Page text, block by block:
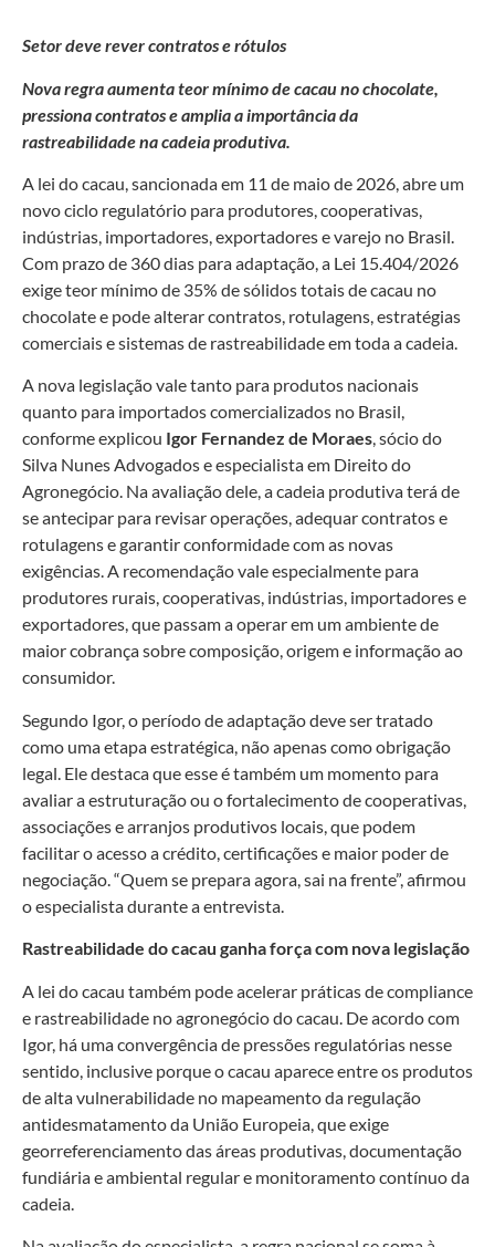
Setor deve rever contratos e rótulos
Nova regra aumenta teor mínimo de cacau no chocolate,
pressiona contratos e amplia a importância da
rastreabilidade na cadeia produtiva.
A lei do cacau, sancionada em 11 de maio de 2026, abre um
novo ciclo regulatório para produtores, cooperativas,
indústrias, importadores, exportadores e varejo no Brasil.
Com prazo de 360 dias para adaptação, a Lei 15.404/2026
exige teor mínimo de 35% de sólidos totais de cacau no
chocolate e pode alterar contratos, rotulagens, estratégias
comerciais e sistemas de rastreabilidade em toda a cadeia.
A nova legislação vale tanto para produtos nacionais
quanto para importados comercializados no Brasil,
conforme explicou Igor Fernandez de Moraes, sócio do
Silva Nunes Advogados e especialista em Direito do
Agronegócio. Na avaliação dele, a cadeia produtiva terá de
se antecipar para revisar operações, adequar contratos e
rotulagens e garantir conformidade com as novas
exigências. A recomendação vale especialmente para
produtores rurais, cooperativas, indústrias, importadores e
exportadores, que passam a operar em um ambiente de
maior cobrança sobre composição, origem e informação ao
consumidor.
Segundo Igor, o período de adaptação deve ser tratado
como uma etapa estratégica, não apenas como obrigação
legal. Ele destaca que esse é também um momento para
avaliar a estruturação ou o fortalecimento de cooperativas,
associações e arranjos produtivos locais, que podem
facilitar o acesso a crédito, certificações e maior poder de
negociação. “Quem se prepara agora, sai na frente”, afirmou
o especialista durante a entrevista.
Rastreabilidade do cacau ganha força com nova legislação
A lei do cacau também pode acelerar práticas de compliance
e rastreabilidade no agronegócio do cacau. De acordo com
Igor, há uma convergência de pressões regulatórias nesse
sentido, inclusive porque o cacau aparece entre os produtos
de alta vulnerabilidade no mapeamento da regulação
antidesmatamento da União Europeia, que exige
georreferenciamento das áreas produtivas, documentação
fundiária e ambiental regular e monitoramento contínuo da
cadeia.